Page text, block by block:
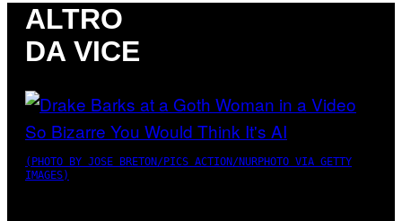
ALTRO
DA VICE
(PHOTO BY JOSE BRETON/PICS ACTION/NURPHOTO VIA GETTY
IMAGES)